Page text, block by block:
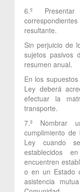
6.º Presentar
resultante.
Sin perjuicio de
sujetos pasivos
resumen anual.
En los
Ley deberá
efectuar la
transporte.
7.º Nombrar
cumplimiento
Ley cuando
establecidos
encuentren
o en un Estado
asistencia